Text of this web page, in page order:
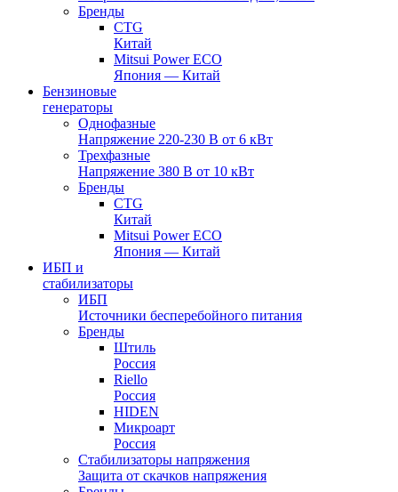
Бренды
CTG
Китай
Mitsui Power ECO
Япония — Китай
Бензиновые
генераторы
Однофазные
Напряжение 220-230 В от 6 кВт
Трехфазные
Напряжение 380 В от 10 кВт
Бренды
CTG
Китай
Mitsui Power ECO
Япония — Китай
ИБП и
стабилизаторы
ИБП
Источники бесперебойного питания
Бренды
Штиль
Россия
Riello
Россия
HIDEN
Микроарт
Россия
Стабилизаторы напряжения
Защита от скачков напряжения